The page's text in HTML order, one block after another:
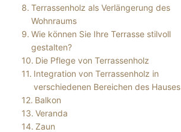
Terrassenholz als Verlängerung des
Wohnraums
Wie können Sie Ihre Terrasse stilvoll
gestalten?
Die Pflege von Terrassenholz
Integration von Terrassenholz in
verschiedenen Bereichen des Hauses
Balkon
Veranda
Zaun